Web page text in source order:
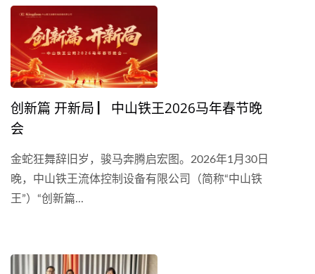
现。此次旅程分为两条特色线路，旨在满足员工不
同的兴趣与期待。
创新篇 开新局 ▏中山铁王2026马年春节晚
会
金蛇狂舞辞旧岁，骏马奔腾启宏图。2026年1月30日
晚，中山铁王流体控制设备有限公司（简称“中山铁
王”）“创新篇...